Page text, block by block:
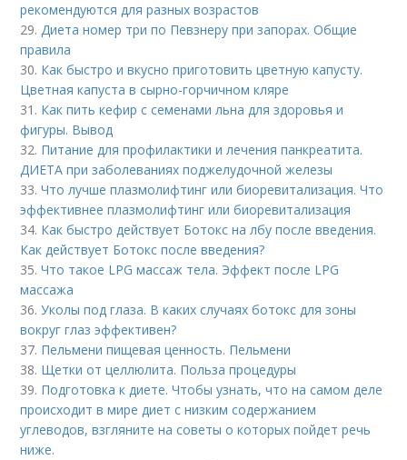
рекомендуются для разных возрастов
29.Диета номер три по Певзнеру при запорах. Общие
правила
30. Как быстро и вкусно приготовить цветную капусту.
Цветная капуста в сырно-горчичном кляре
31. Как пить кефир с семенами льна для здоровья и
фигуры. Вывод
32. Питание для профилактики и лечения панкреатита.
ДИЕТА при заболеваниях поджелудочной железы
33.Что лучше плазмолифтинг или биоревитализация. Что
эффективнее плазмолифтинг или биоревитализация
34. Как быстро действует Ботокс на лбу после введения.
Как действует Ботокс после введения?
35.Что такое LPG массаж тела. Эффект после LPG
массажа
36.Уколы под глаза. В каких случаях ботокс для зоны
вокруг глаз эффективен?
37. Пельмени пищевая ценность. Пельмени
38. Щетки от целлюлита. Польза процедуры
39. Подготовка к диете. Чтобы узнать, что на самом деле
происходит в мире диет с низким содержанием
углеводов, взгляните на советы о которых пойдет речь
ниже.